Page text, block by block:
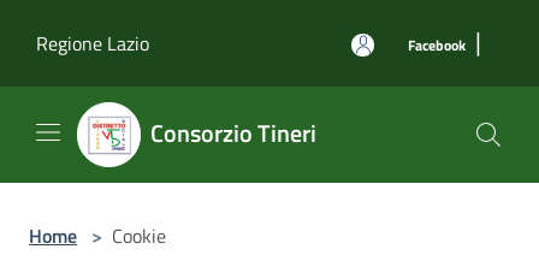
Regione Lazio
Facebook |
Consorzio Tineri
Home > Cookie